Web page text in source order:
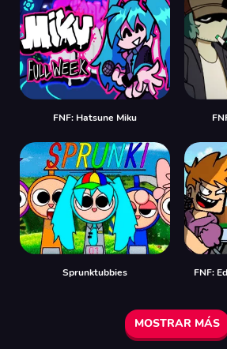
FNF: Hatsune Miku
Sprunktubbies FNF:
MOSTRAR MÁS